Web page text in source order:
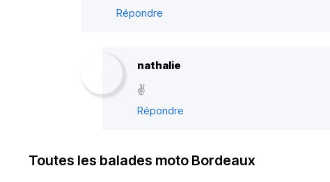
Répondre
nathalie
✌️
Répondre
Toutes les balades moto Bordeaux